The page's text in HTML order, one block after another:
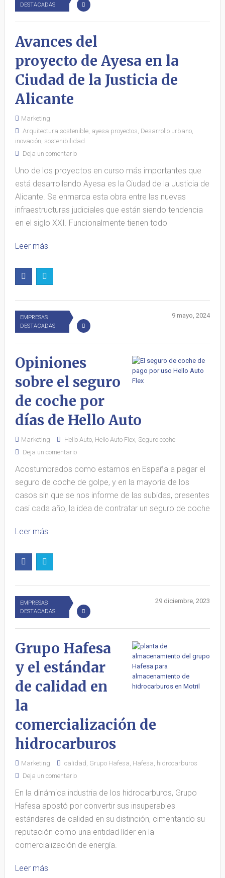
DESTACADAS
Avances del
proyecto de Ayesa en la
Ciudad de la Justicia de
Alicante
Marketing
Arquitectura sostenible, ayesa proyectos, Desarrollo urbano,
inovación, sostenibilidad
Deja un comentario
Uno de los proyectos en curso más importantes que
está desarrollando Ayesa es la Ciudad de la Justicia de
Alicante. Se enmarca esta obra entre las nuevas
infraestructuras judiciales que están siendo tendencia
en el siglo XXI. Funcionalmente tienen todo
Leer más
EMPRESAS
DESTACADAS
9 mayo, 2024
Opiniones
sobre el seguro
de coche por
días de Hello Auto
Marketing Hello Auto, Hello Auto Flex, Seguro coche
Deja un comentario
Acostumbrados como estamos en España a pagar el
seguro de coche de golpe, y en la mayoría de los
casos sin que se nos informe de las subidas, presentes
casi cada año, la idea de contratar un seguro de coche
Leer más
EMPRESAS
DESTACADAS
29 diciembre, 2023
Grupo Hafesa
y el estándar
de calidad en
la
comercialización de
hidrocarburos
Marketing calidad, Grupo Hafesa, Hafesa, hidrocarburos
Deja un comentario
En la dinámica industria de los hidrocarburos, Grupo
Hafesa apostó por convertir sus insuperables
estándares de calidad en su distinción, cimentando su
reputación como una entidad líder en la
comercialización de energía.
Leer más